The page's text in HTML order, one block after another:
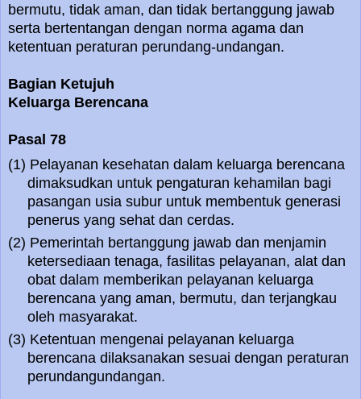
bermutu, tidak aman, dan tidak bertanggung jawab
serta bertentangan dengan norma agama dan
ketentuan peraturan perundang-undangan.
Bagian Ketujuh
Keluarga Berencana
Pasal 78
(1) Pelayanan kesehatan dalam keluarga berencana
dimaksudkan untuk pengaturan kehamilan bagi
pasangan usia subur untuk membentuk generasi
penerus yang sehat dan cerdas.
(2) Pemerintah bertanggung jawab dan menjamin
ketersediaan tenaga, fasilitas pelayanan, alat dan
obat dalam memberikan pelayanan keluarga
berencana yang aman, bermutu, dan terjangkau
oleh masyarakat.
(3) Ketentuan mengenai pelayanan keluarga
berencana dilaksanakan sesuai dengan peraturan
perundangundangan.